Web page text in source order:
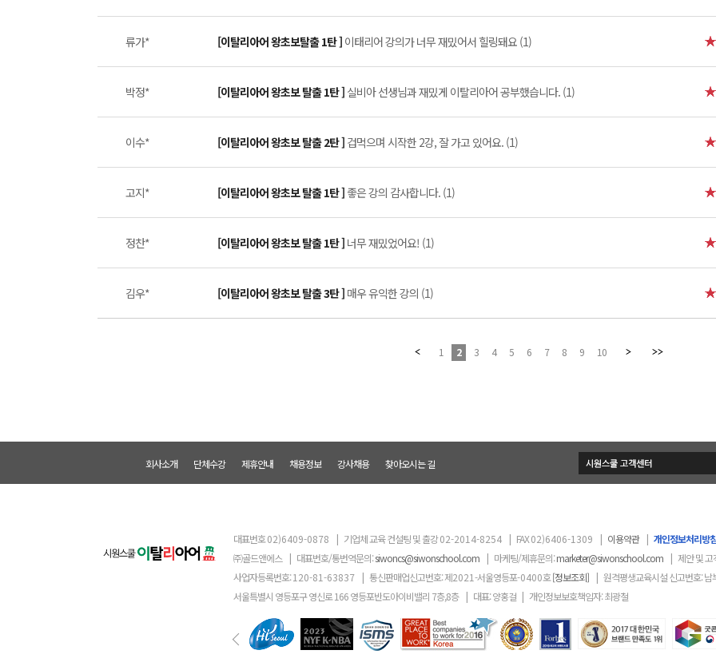
류가* [이탈리아어 왕초보탈출 1탄 ] 이태리어 강의가 너무 재밌어서 힐링돼요 (1)
박정* [이탈리아어 왕초보 탈출 1탄 ] 실비아 선생님과 재밌게 이탈리아어 공부했습니다. (1)
이수* [이탈리아어 왕초보 탈출 2탄 ] 겁먹으며 시작한 2강, 잘 가고 있어요. (1)
고지* [이탈리아어 왕초보 탈출 1탄 ] 좋은 강의 감사합니다. (1)
정찬* [이탈리아어 왕초보 탈출 1탄 ] 너무 재밌었어요! (1)
김우* [이탈리아어 왕초보 탈출 3탄 ] 매우 유익한 강의 (1)
1 2 3 4 5 6 7 8 9 10
회사소개 단체수강 제휴안내 채용정보 강사채용 찾아오시는 길
대표번호02)6409-0878 | 기업체 교육 컨설팅 및 출강02-2014-8254 | FAX02)6406-1309 | 이용약관 | 개인정보처리방
㈜골드앤에스 | 대표번호/통번역문의:siwoncs@siwonschool.com | 마케팅/제휴문의:marketer@siwonschool.com | 제안 및
사업자등록번호:120-81-63837 | 통신판매업신고번호: 제2021-서울영등포-0400호[정보조회] | 원격평생교육시설 신고번호: 남
서울특별시 영등포구 영신로 166 영등포반도아이비밸리 7층,8층 | 대표: 양홍걸 | 개인정보보호책임자: 최광철